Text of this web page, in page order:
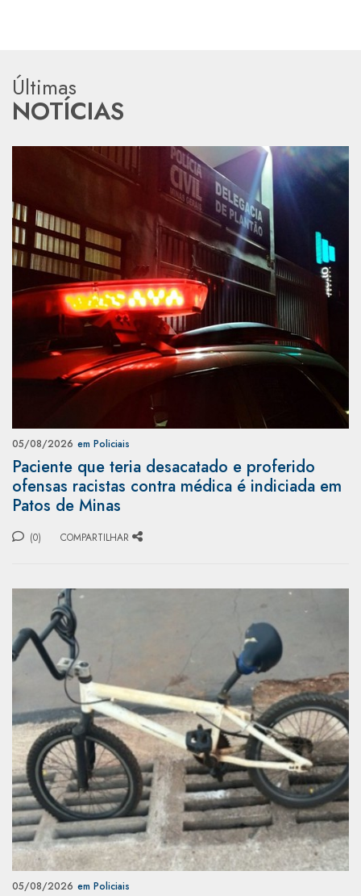
Últimas
NOTÍCIAS
05/08/2026 em Policiais
Paciente que teria desacatado e proferido
ofensas racistas contra médica é indiciada em
Patos de Minas
(0) COMPARTILHAR
05/08/2026 em Policiais